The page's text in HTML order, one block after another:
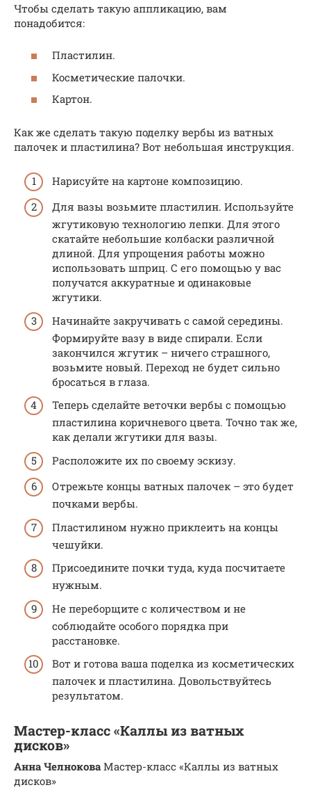
Чтобы сделать такую аппликацию, вам
понадобится:
Пластилин.
Косметические палочки.
Картон.
Как же сделать такую поделку вербы из ватных
палочек и пластилина? Вот небольшая инструкция.
Нарисуйте на картоне композицию.
Для вазы возьмите пластилин. Используйте
жгутиковую технологию лепки. Для этого
скатайте небольшие колбаски различной
длиной. Для упрощения работы можно
использовать шприц. С его помощью у вас
получатся аккуратные и одинаковые
жгутики.
Начинайте закручивать с самой середины.
Формируйте вазу в виде спирали. Если
закончился жгутик – ничего страшного,
возьмите новый. Переход не будет сильно
бросаться в глаза.
Теперь сделайте веточки вербы с помощью
пластилина коричневого цвета. Точно так же,
как делали жгутики для вазы.
Расположите их по своему эскизу.
Отрежьте концы ватных палочек – это будет
почками вербы.
Пластилином нужно приклеить на концы
чешуйки.
Присоедините почки туда, куда посчитаете
нужным.
Не переборщите с количеством и не
соблюдайте особого порядка при
расстановке.
Вот и готова ваша поделка из косметических
палочек и пластилина. Довольствуйтесь
результатом.
Мастер-класс «Каллы из ватных
дисков»
Анна ЧелноковаМастер-класс «Каллы из ватных
дисков»